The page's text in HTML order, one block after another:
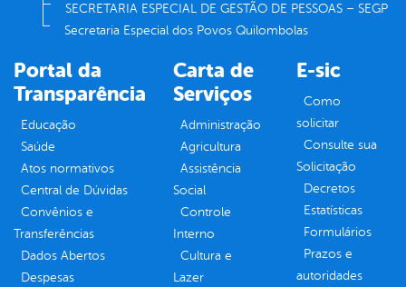
SECRETARIA ESPECIAL DE GESTÃO DE PESSOAS – SEGP
Secretaria Especial dos Povos Quilombolas
Portal da
Transparência
Educação
Saúde
Atos normativos
Central de Dúvidas
Convênios e
Transferências
Dados Abertos
Despesas
Carta de
Serviços
Administração
Agricultura
Assistência
Social
Controle
Interno
Cultura e
Lazer
E-sic
Como
solicitar
Consulte sua
Solicitação
Decretos
Estatísticas
Formulários
Prazos e
autoridades